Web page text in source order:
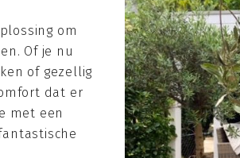
om
Of je nu
of gezellig
dat er
met een